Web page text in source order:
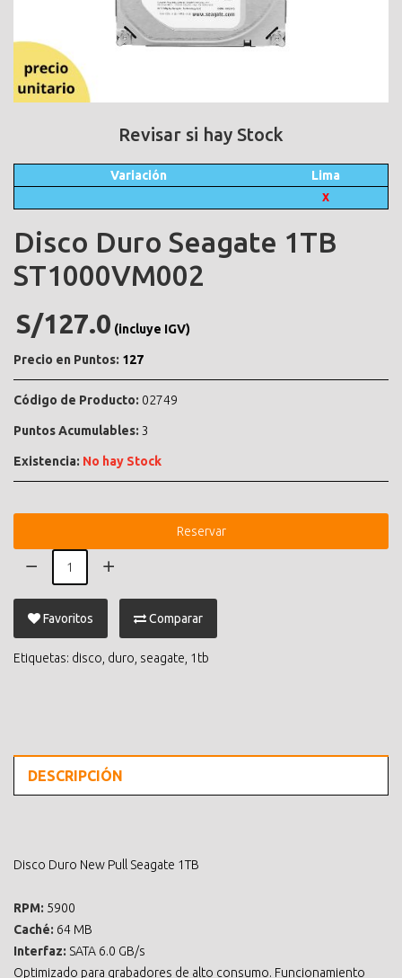
Revisar si hay Stock
Variación Lima
X
Disco Duro Seagate 1TB
ST1000VM002
S/127.0 (incluye IGV)
Precio en Puntos: 127
Código de Producto: 02749
Puntos Acumulables: 3
Existencia: No hay Stock
Reservar
Favoritos Comparar
Etiquetas: disco duro seagate 1tb
DESCRIPCIÓN
Disco Duro New Pull Seagate 1TB
RPM: 5900
Caché: 64 MB
Interfaz: SATA 6.0 GB/s
Optimizado para grabadores de alto consumo. Funcionamiento